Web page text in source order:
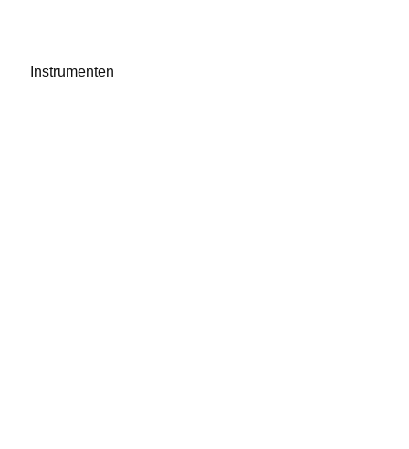
Instrumenten